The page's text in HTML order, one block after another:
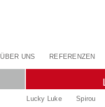
ÜBER UNS REFERENZEN
Lucky Luke Spirou